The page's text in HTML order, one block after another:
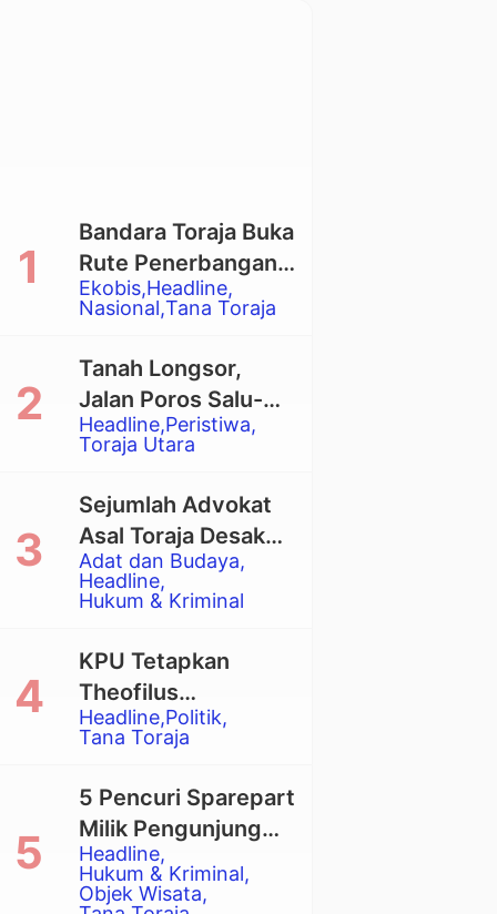
Ekobis Headline
Nasional Tana Toraja
Bandara Toraja Buka
Rute Penerbangan
Langsung Toraja-
Balikpapan
Headline Peristiwa
Toraja Utara
Tanah Longsor,
Jalan Poros Salu-
Dende’ Tertutup
Total
Adat dan Budaya
Headline
Hukum & Kriminal
Sejumlah Advokat
Asal Toraja Desak
Mahkamah Agung
Larang Penggunaan
Eksekusi Rumah
Adat Tongkonan
Headline Politik
Tana Toraja
KPU Tetapkan
Theofilus
Allorerung dan
Zadrak Tombe
sebagai Bupati dan
Wakil Bupati Tana
Toraja Terpilih
Headline
Hukum & Kriminal
Objek Wisata
5 Pencuri Sparepart
Milik Pengunjung
Objek Wisata
Pango-Pango